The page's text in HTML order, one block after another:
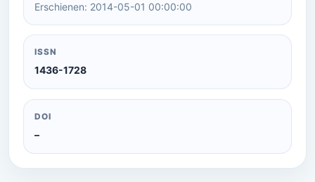
Erschienen: 2014-05-01 00:00:00
ISSN
1436-1728
DOI
–